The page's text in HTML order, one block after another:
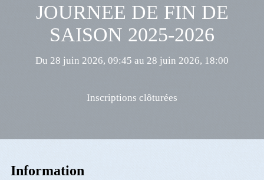
JOURNEE DE FIN DE
SAISON 2025-2026
Du 28 juin 2026, 09:45 au 28 juin 2026, 18:00
Inscriptions clôturées
Information